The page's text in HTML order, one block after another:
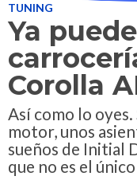
TUNING
Ya
Corolla
Así como lo
motor, unos
sueños de Initial
que no es el